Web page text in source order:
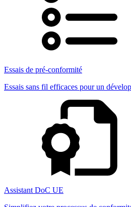
Essais de pré-conformité
Essais sans fil efficaces pour un
Assistant DoC UE